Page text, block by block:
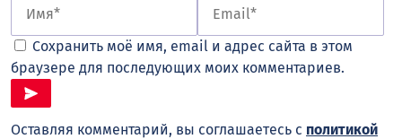
Сохранить моё имя, email и адрес сайта в этом
браузере для последующих моих комментариев.
Оставляя комментарий, вы соглашаетесь с политикой